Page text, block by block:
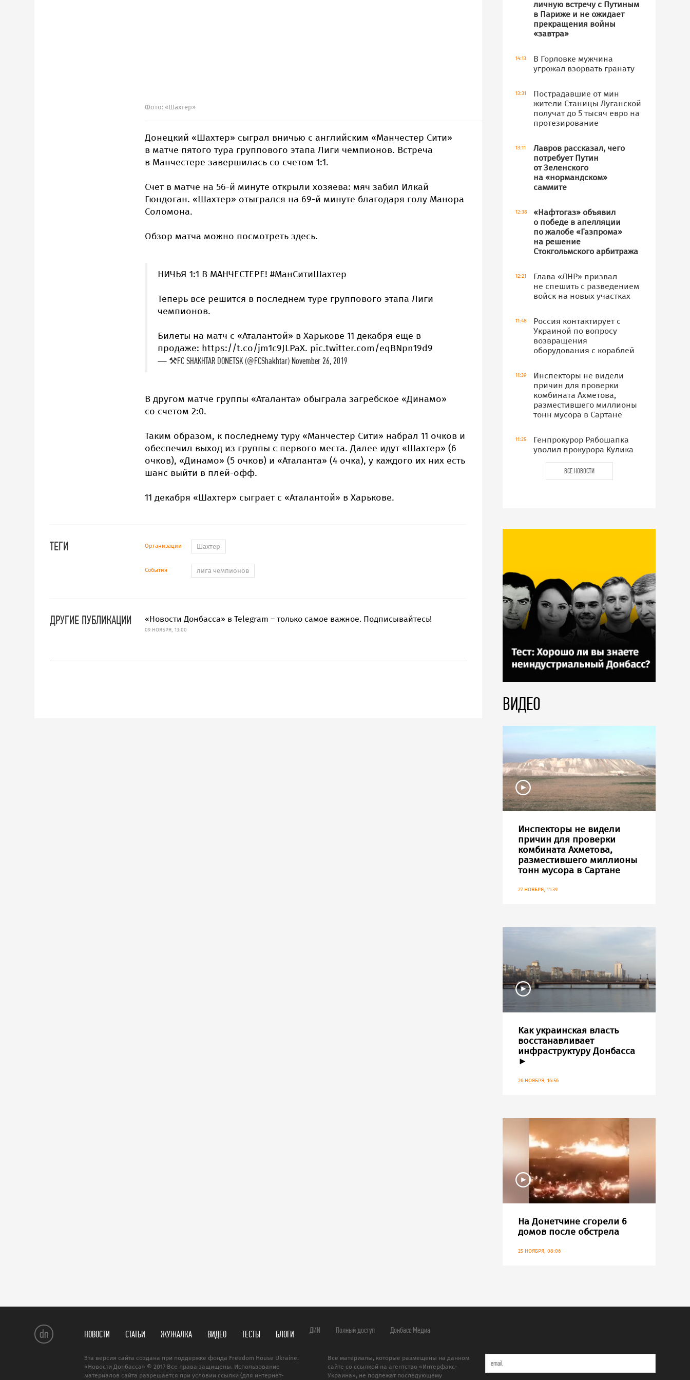
Фото: «Шахтер»
Донецкий «Шахтер» сыграл вничью с английским «Манчестер Сити»
в матче пятого тура группового этапа Лиги чемпионов. Встреча
в Манчестере завершилась со счетом 1:1.
Счет в матче на 56-й минуте открыли хозяева: мяч забил Илкай
Гюндоган. «Шахтер» отыгрался на 69-й минуте благодаря голу Манора
Соломона.
Обзор матча можно посмотреть здесь.
НИЧЬЯ 1:1 В МАНЧЕСТЕРЕ! #МанСитиШахтер
Теперь все решится в последнем туре группового этапа Лиги
чемпионов.
Билеты на матч с «Аталантой» в Харькове 11 декабря еще в
продаже: https://t.co/jm1c9JLPaX. pic.twitter.com/eqBNpn19d9
— ⚒FC SHAKHTAR DONETSK (@FCShakhtar) November 26, 2019
В другом матче группы «Аталанта» обыграла загребское «Динамо»
со счетом 2:0.
Таким образом, к последнему туру «Манчестер Сити» набрал 11 очков и
обеспечил выход из группы с первого места. Далее идут «Шахтер» (6
очков), «Динамо» (5 очков) и «Аталанта» (4 очка), у каждого их них есть
шанс выйти в плей-офф.
11 декабря «Шахтер» сыграет с «Аталантой» в Харькове.
ТЕГИ Организации Шахтер
События лига чемпионов
ДРУГИЕ ПУБЛИКАЦИИ «Новости Донбасса» в Telegram – только самое важное. Подписывайтесь!
09 НОЯБРЯ, 13:00
личную встречу с Путиным
в Париже и не ожидает
прекращения войны
«завтра»
14:13
В Горловке мужчина
угрожал взорвать гранату
13:31
Пострадавшие от мин
жители Станицы Луганской
получат до 5 тысяч евро на
протезирование
13:11
Лавров рассказал, чего
потребует Путин
от Зеленского
на «нормандском»
саммите
12:38
«Нафтогаз» объявил
о победе в апелляции
по жалобе «Газпрома»
на решение
Стокгольмского арбитража
12:21
Глава «ЛНР» призвал
не спешить с разведением
войск на новых участках
11:48
Россия контактирует с
Украиной по вопросу
возвращения
оборудования с кораблей
11:39
Инспекторы не видели
причин для проверки
комбината Ахметова,
разместившего миллионы
тонн мусора в Сартане
11:25
Генпрокурор Рябошапка
уволил прокурора Кулика
ВСЕ НОВОСТИ
ВИДЕО
Инспекторы не видели
причин для проверки
комбината Ахметова,
разместившего миллионы
тонн мусора в Сартане
27 НОЯБРЯ, 11:39
Как украинская власть
восстанавливает
инфраструктуру Донбасса
►
26 НОЯБРЯ, 16:56
На Донетчине сгорели 6
домов после обстрела
25 НОЯБРЯ, 08:06
dn НОВОСТИ СТАТЬИ ЖУЖАЛКА ВИДЕО ТЕСТЫ БЛОГИ ДИИ Полный доступ Донбасс Медиа
Эта версия сайта создана при поддержке фонда Freedom House Ukraine.
«Новости Донбасса» © 2017 Все права защищены. Использование
материалов сайта разрешается при условии ссылки (для интернет-
Все материалы, которые размещены на данном
сайте со ссылкой на агентство «Интерфакс-
Украина», не подлежат последующему